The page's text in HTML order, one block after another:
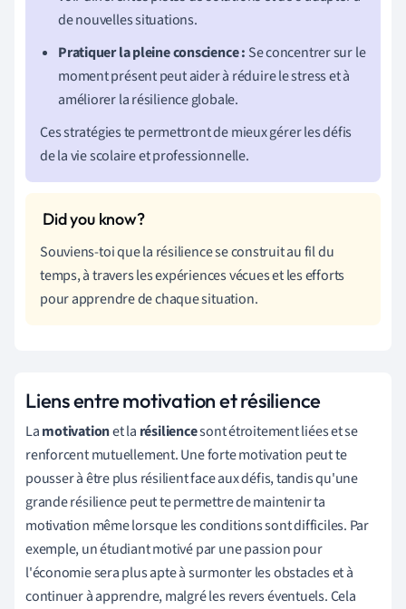
de nouvelles situations.
Pratiquer la pleine conscience : Se concentrer sur le
moment présent peut aider à réduire le stress et à
améliorer la résilience globale.
Ces stratégies te permettront de mieux gérer les défis
de la vie scolaire et professionnelle.
Souviens-toi que la résilience se construit au fil du
temps, à travers les expériences vécues et les efforts
pour apprendre de chaque situation.
Liens entre motivation et résilience
Lamotivationet la résiliencesont étroitement liées et se
renforcent mutuellement. Une forte motivation peut te
pousser à être plus résilient face aux défis, tandis qu'une
grande résilience peut te permettre de maintenir ta
motivation même lorsque les conditions sont difficiles. Par
exemple, un étudiant motivé par une passion pour
l'économie sera plus apte à surmonter les obstacles et à
continuer à apprendre, malgré les revers éventuels. Cela